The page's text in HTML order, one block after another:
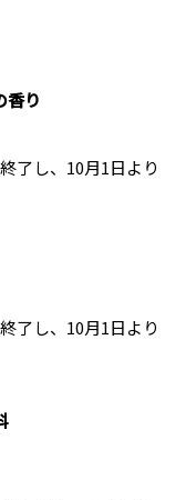
香り
了し、10月1日より
了し、10月1日より